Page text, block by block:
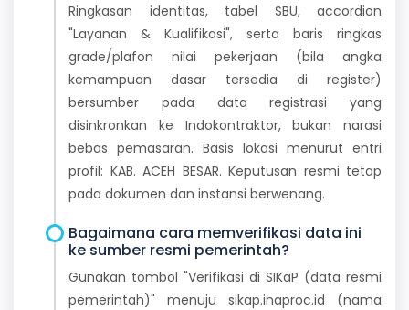
Ringkasan identitas, tabel SBU, accordion
"Layanan & Kualifikasi", serta baris ringkas
grade/plafon nilai pekerjaan (bila angka
kemampuan dasar tersedia di register)
bersumber pada data registrasi yang
disinkronkan ke Indokontraktor, bukan narasi
bebas pemasaran. Basis lokasi menurut entri
profil: KAB. ACEH BESAR. Keputusan resmi tetap
pada dokumen dan instansi berwenang.
Bagaimana cara memverifikasi data ini
ke sumber resmi pemerintah?
Gunakan tombol "Verifikasi di SIKaP (data resmi
pemerintah)" menuju sikap.inaproc.id (nama